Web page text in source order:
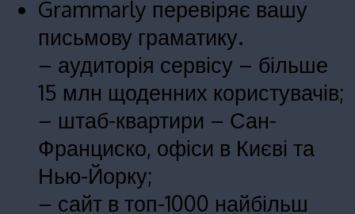
Grammarly перевіряє вашу
письмову граматику.
– аудиторія сервісу – більше
15 млн щоденних користувачів;
– штаб-квартири – Сан-
Франциско, офіси в Києві та
Нью-Йорку;
– сайт в топ-1000 найбільш